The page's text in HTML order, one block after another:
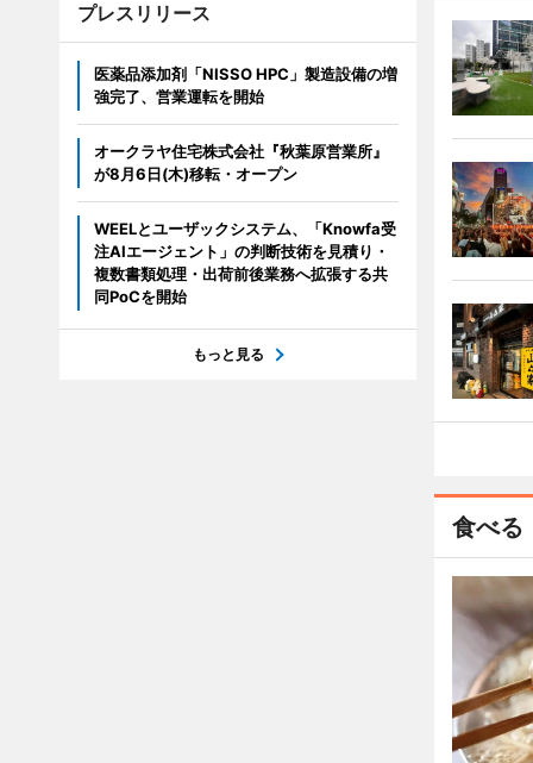
食べる
プレスリリース
医薬品添加剤「NISSO HPC」製造設備の増
強完了、営業運転を開始
オークラヤ住宅株式会社『秋葉原営業所』
が8月6日(木)移転・オープン
WEELとユーザックシステム、「Knowfa受
注AIエージェント」の判断技術を見積り・
複数書類処理・出荷前後業務へ拡張する共
同PoCを開始
もっと見る